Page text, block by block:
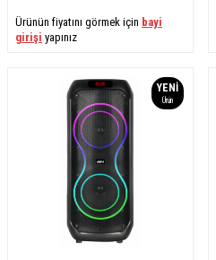
Ürünün fiyatını görmek için bayi
girişi yapınız
YENI
Ürün